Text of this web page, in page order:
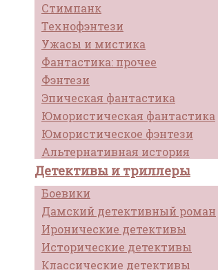
Стимпанк
Технофэнтези
Ужасы и мистика
Фантастика: прочее
Фэнтези
Эпическая фантастика
Юмористическая фантастика
Юмористическое фэнтези
Альтернативная история
Детективы и триллеры
Боевики
Дамский детективный роман
Иронические детективы
Исторические детективы
Классические детективы